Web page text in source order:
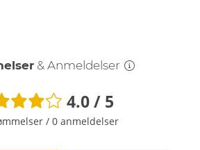
& Anmeldelser
4.0 / 5
/ 0 anmeldelser